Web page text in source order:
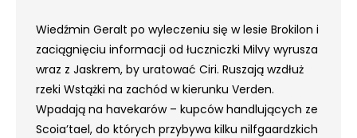
Wiedźmin Geralt po wyleczeniu się w lesie Brokilon i
zaciągnięciu informacji od łuczniczki Milvy wyrusza
wraz z Jaskrem, by uratować Ciri. Ruszają wzdłuż
rzeki Wstążki na zachód w kierunku Verden.
Wpadają na havekarów – kupców handlujących ze
Scoia’tael, do których przybywa kilku nilfgaardzkich